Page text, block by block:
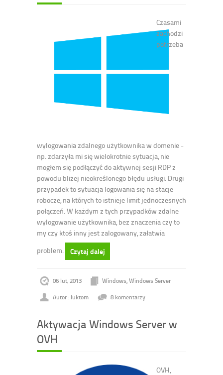
Czasami
zachodzi
potrzeba
wylogowania zdalnego użytkownika w domenie -
np. zdarzyła mi się wielokrotnie sytuacja, nie
mogłem się podłączyć do aktywnej sesji RDP z
powodu bliżej nieokreślonego błędu usługi. Drugi
przypadek to sytuacja logowania się na stacje
robocze, na których to istnieje limit jednoczesnych
połączeń. W każdym z tych przypadków zdalne
wylogowanie użytkownika, bez znaczenia czy to
my czy ktoś inny jest zalogowany, załatwia
problem.
Czytaj dalej
06 lut, 2013 Windows,Windows Server
Autor : luktom
8 komentarzy
Aktywacja Windows Server w
OVH
OVH,